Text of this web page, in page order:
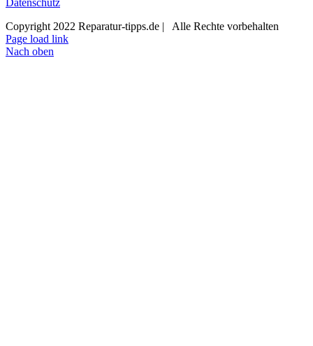
Copyright 2022 Reparatur-tipps.de | Alle Rechte vorbehalten
Page load link
Nach oben